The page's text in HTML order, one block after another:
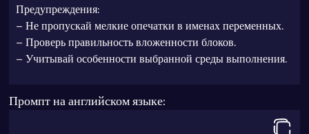
Предупреждения:
– Не пропускай мелкие опечатки в именах переменных.
– Проверь правильность вложенности блоков.
– Учитывай особенности выбранной среды выполнения.
Промпт на английском языке: